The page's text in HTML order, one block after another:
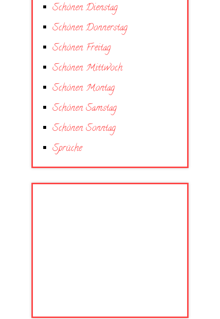
Schönen Dienstag
Schönen Donnerstag
Schönen Freitag
Schönen Mittwoch
Schönen Montag
Schönen Samstag
Schönen Sonntag
Sprüche